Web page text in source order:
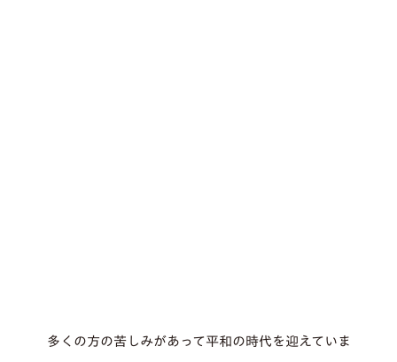
多くの方の苦しみがあって平和の時代を迎えていま